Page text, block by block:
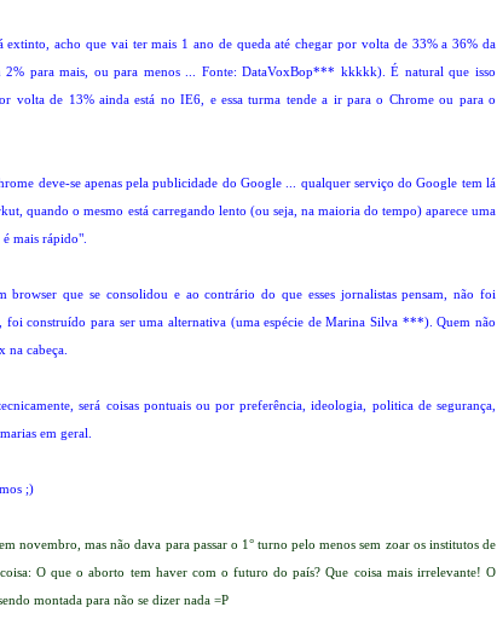
extinto, acho que vai ter mais 1 ano de queda até chegar por volta de 33% a 36% da
2% para mais, ou para menos ... Fonte: DataVoxBop*** kkkkk). É natural que isso
volta de 13% ainda está no IE6, e essa turma tende a ir para o Chrome ou para o
deve-se apenas pela publicidade do Google ... qualquer serviço do Google tem lá
quando o mesmo está carregando lento (ou seja, na maioria do tempo) aparece uma
mais rápido".
que se consolidou e ao contrário do que esses jornalistas pensam, não foi
foi construído para ser uma alternativa (uma espécie de Marina Silva ***). Quem não
cabeça.
será coisas pontuais ou por preferência, ideologia, politica de segurança,
em geral.
;)
novembro, mas não dava para passar o 1° turno pelo menos sem zoar os institutos de
O que o aborto tem haver com o futuro do país? Que coisa mais irrelevante! O
montada para não se dizer nada =P